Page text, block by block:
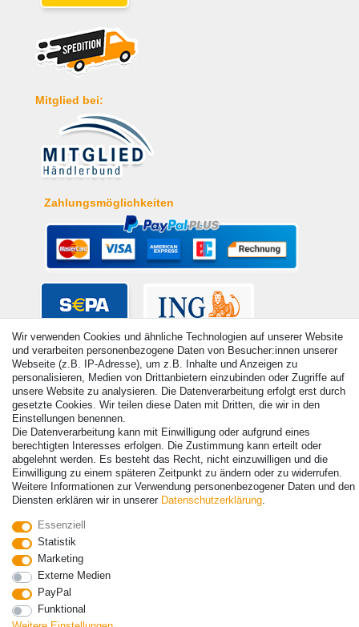
Mitglied bei:
Zahlungsmöglichkeiten
© Copyright 2026 | Alle Rechte vorbehalten. - Alle Rechte vorbehalten.
Preisangaben inkl. gesetzl. 19% MwSt. | Grundpreise siehe Artikeldetail | *Gilt für
Lieferungen nach Deutschland!
Vertrag widerrufen
Wir verwenden Cookies und ähnliche Technologien auf unserer Website
und verarbeiten personenbezogene Daten von Besucher:innen unserer
Webseite (z.B. IP-Adresse), um z.B. Inhalte und Anzeigen zu
personalisieren, Medien von Drittanbietern einzubinden oder Zugriffe auf
unsere Website zu analysieren. Die Datenverarbeitung erfolgt erst durch
gesetzte Cookies. Wir teilen diese Daten mit Dritten, die wir in den
Einstellungen benennen.
Die Datenverarbeitung kann mit Einwilligung oder aufgrund eines
berechtigten Interesses erfolgen. Die Zustimmung kann erteilt oder
abgelehnt werden. Es besteht das Recht, nicht einzuwilligen und die
Einwilligung zu einem späteren Zeitpunkt zu ändern oder zu widerrufen.
Weitere Informationen zur Verwendung personenbezogener Daten und den
Diensten erklären wir in unserer Daten­schutz­erklärung.
Essenziell
Statistik
Marketing
Externe Medien
PayPal
Funktional